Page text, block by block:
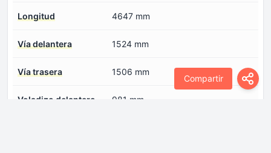
Compartir
Longitud 4647 mm
Vía delantera 1524 mm
Vía trasera 1506 mm
Voladizo delantero 981 mm